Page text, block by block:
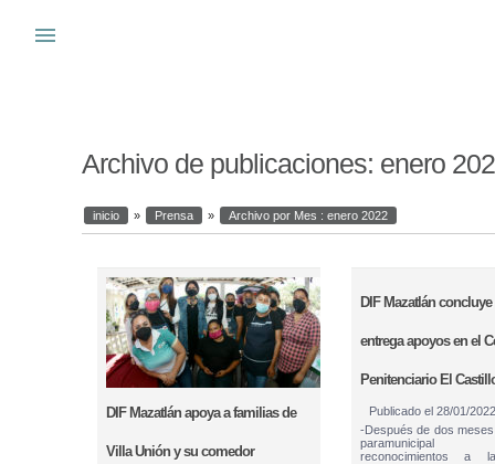
Warning
menu
Archivo de publicaciones: enero
inicio » Prensa » Archivo por Mes : enero 2022
DIF Mazatlán apoya a familias de
Villa Unión y su comedor
DIF Mazatlán concluye
entrega apoyos en el
Penitenciario El
Publicado el 28/01/2022
-Después de dos
paramunicipal
reconocimientos a